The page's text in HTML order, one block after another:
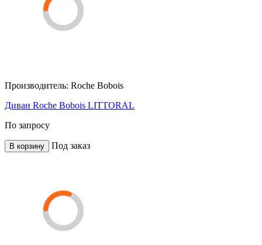
Производитель: Roche Bobois
Диван Roche Bobois LITTORAL
По запросу
В корзину Под заказ